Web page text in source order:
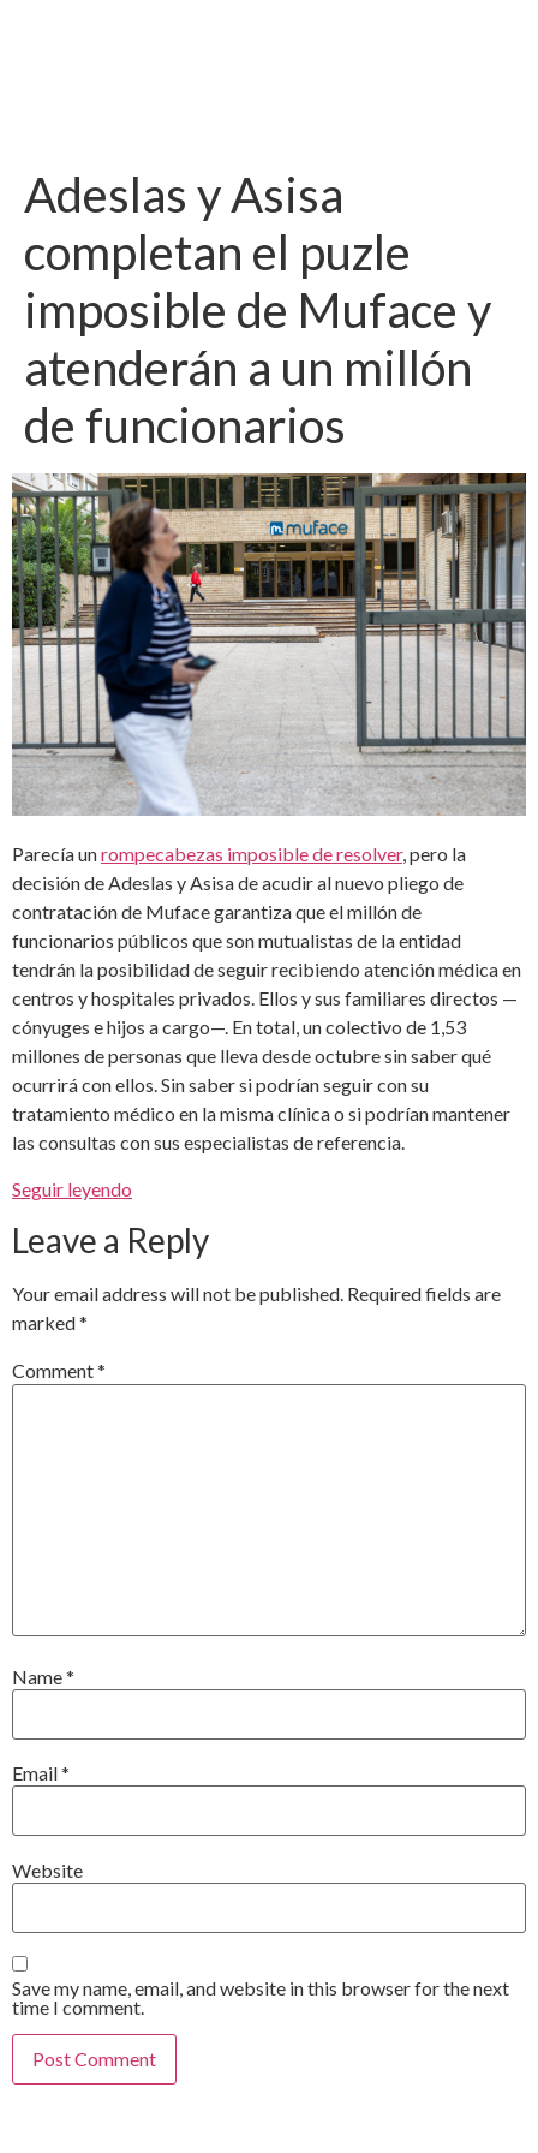
Adeslas y Asisa
completan el puzle
imposible de Muface y
atenderán a un millón
de funcionarios
Parecía unrompecabezas imposible de resolver, pero la
decisión de Adeslas y Asisa de acudir al nuevo pliego de
contratación de Muface garantiza que el millón de
funcionarios públicos que son mutualistas de la entidad
tendrán la posibilidad de seguir recibiendo atención médica en
centros y hospitales privados. Ellos y sus familiares directos —
cónyuges e hijos a cargo—. En total, un colectivo de 1,53
millones de personas que lleva desde octubre sin saber qué
ocurrirá con ellos. Sin saber si podrían seguir con su
tratamiento médico en la misma clínica o si podrían mantener
las consultas con sus especialistas de referencia.
Seguir leyendo
Leave a Reply
Your email address will not be published. Required fields are
marked*
Comment*
Name*
Email*
Website
Save my name, email, and website in this browser for the next
time I comment.